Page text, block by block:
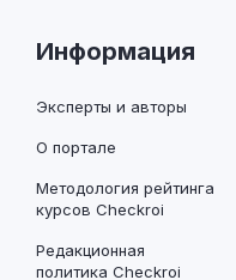
Информация
Эксперты и авторы
О портале
Методология рейтинга
курсов Checkroi
Редакционная
политика Checkroi